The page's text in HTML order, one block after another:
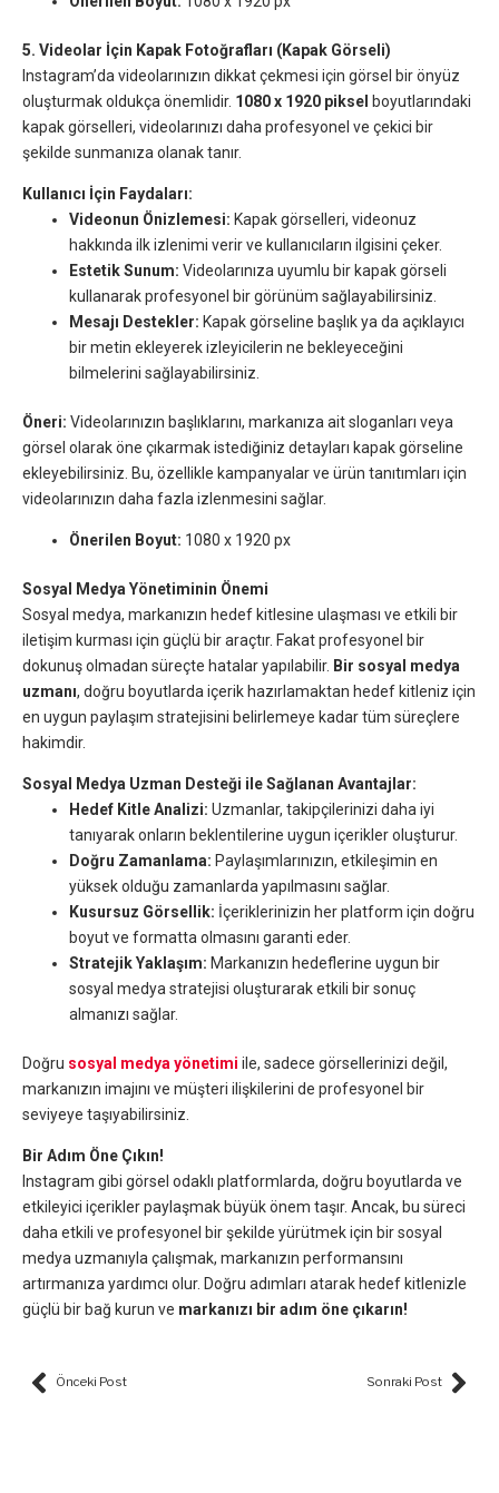
5. Videolar İçin Kapak Fotoğrafları (Kapak Görseli)
Instagram’da videolarınızın dikkat çekmesi için görsel bir önyüz
oluşturmak oldukça önemlidir. 1080 x 1920 piksel boyutlarındaki
kapak görselleri, videolarınızı daha profesyonel ve çekici bir
şekilde sunmanıza olanak tanır.
Kullanıcı İçin Faydaları:
Videonun Önizlemesi: Kapak görselleri, videonuz
hakkında ilk izlenimi verir ve kullanıcıların ilgisini çeker.
Estetik Sunum: Videolarınıza uyumlu bir kapak görseli
kullanarak profesyonel bir görünüm sağlayabilirsiniz.
Mesajı Destekler: Kapak görseline başlık ya da açıklayıcı
bir metin ekleyerek izleyicilerin ne bekleyeceğini
bilmelerini sağlayabilirsiniz.
Öneri: Videolarınızın başlıklarını, markanıza ait sloganları veya
görsel olarak öne çıkarmak istediğiniz detayları kapak görseline
ekleyebilirsiniz. Bu, özellikle kampanyalar ve ürün tanıtımları için
videolarınızın daha fazla izlenmesini sağlar.
Önerilen Boyut: 1080 x 1920 px
Sosyal Medya Yönetiminin Önemi
Sosyal medya, markanızın hedef kitlesine ulaşması ve etkili bir
iletişim kurması için güçlü bir araçtır. Fakat profesyonel bir
dokunuş olmadan süreçte hatalar yapılabilir. Bir sosyal medya
uzmanı, doğru boyutlarda içerik hazırlamaktan hedef kitleniz için
en uygun paylaşım stratejisini belirlemeye kadar tüm süreçlere
hakimdir.
Sosyal Medya Uzman Desteği ile Sağlanan Avantajlar:
Hedef Kitle Analizi: Uzmanlar, takipçilerinizi daha iyi
tanıyarak onların beklentilerine uygun içerikler oluşturur.
Doğru Zamanlama: Paylaşımlarınızın, etkileşimin en
yüksek olduğu zamanlarda yapılmasını sağlar.
Kusursuz Görsellik: İçeriklerinizin her platform için doğru
boyut ve formatta olmasını garanti eder.
Stratejik Yaklaşım: Markanızın hedeflerine uygun bir
sosyal medya stratejisi oluşturarak etkili bir sonuç
almanızı sağlar.
Doğru sosyal medya yönetimi ile, sadece görsellerinizi değil,
markanızın imajını ve müşteri ilişkilerini de profesyonel bir
seviyeye taşıyabilirsiniz.
Bir Adım Öne Çıkın!
Instagram gibi görsel odaklı platformlarda, doğru boyutlarda ve
etkileyici içerikler paylaşmak büyük önem taşır. Ancak, bu süreci
daha etkili ve profesyonel bir şekilde yürütmek için bir sosyal
medya uzmanıyla çalışmak, markanızın performansını
artırmanıza yardımcı olur. Doğru adımları atarak hedef kitlenizle
güçlü bir bağ kurun ve markanızı bir adım öne çıkarın!
Prev
Önceki Post Sonraki Post